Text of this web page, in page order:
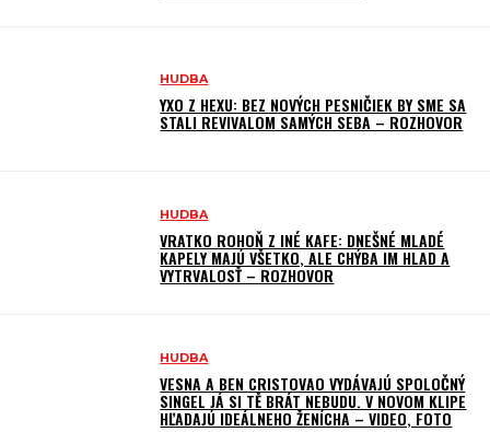
HUDBA
YXO Z HEXU: BEZ NOVÝCH PESNIČIEK BY SME SA
STALI REVIVALOM SAMÝCH SEBA – ROZHOVOR
HUDBA
VRATKO ROHOŇ Z INÉ KAFE: DNEŠNÉ MLADÉ
KAPELY MAJÚ VŠETKO, ALE CHÝBA IM HLAD A
VYTRVALOSŤ – ROZHOVOR
HUDBA
VESNA A BEN CRISTOVAO VYDÁVAJÚ SPOLOČNÝ
SINGEL JÁ SI TĚ BRÁT NEBUDU. V NOVOM KLIPE
HĽADAJÚ IDEÁLNEHO ŽENÍCHA – VIDEO, FOTO